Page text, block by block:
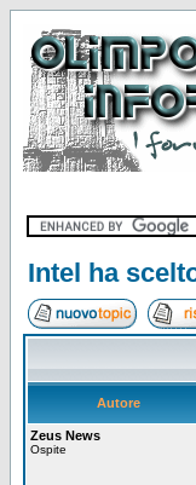
Intel ha
Autore
Zeus News
Ospite